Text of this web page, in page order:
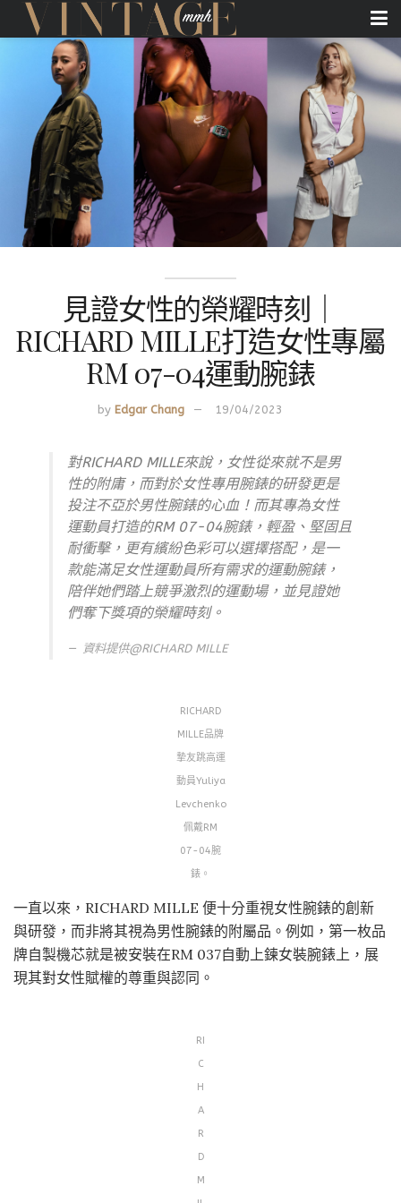
見證女性的榮耀時刻｜
RICHARD MILLE打造女性專屬
RM 07-04運動腕錶
by Edgar Chang 19/04/2023
對RICHARD MILLE來說，女性從來就不是男
性的附庸，而對於女性專用腕錶的研發更是
投注不亞於男性腕錶的心血！而其專為女性
運動員打造的RM 07-04腕錶，輕盈、堅固且
耐衝擊，更有繽紛色彩可以選擇搭配，是一
款能滿足女性運動員所有需求的運動腕錶，
陪伴她們踏上競爭激烈的運動場，並見證她
們奪下獎項的榮耀時刻。
資料提供@RICHARD MILLE
RICHARD
MILLE品牌
摯友跳高運
動員Yuliya
Levchenko
佩戴RM
07-04腕
錶。
一直以來，RICHARD MILLE 便十分重視女性腕錶的創新
與研發，而非將其視為男性腕錶的附屬品。例如，第一枚品
牌自製機芯就是被安裝在RM 037自動上鍊女裝腕錶上，展
現其對女性賦權的尊重與認同。
RI
C
H
A
R
D
M